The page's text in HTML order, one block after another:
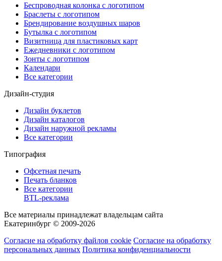
Беспроводная колонка с логотипом
Браслеты с логотипом
Брендирование воздушных шаров
Бутылка с логотипом
Визитница для пластиковых карт
Ежедневники с логотипом
Зонты с логотипом
Календари
Все категории
Дизайн-студия
Дизайн буклетов
Дизайн каталогов
Дизайн наружной рекламы
Все категории
Типография
Офсетная печать
Печать бланков
Все категории
BTL-реклама
Все материалы принадлежат владельцам сайта
Екатеринбург © 2009-2026
Согласие на обработку файлов cookie Согласие на обработку
персональных данных Политика конфиденциальности